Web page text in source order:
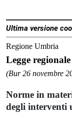
Ultima versione
Regione Umbria
Legge
(Bur 26 novembre
Norme in
degli interventi